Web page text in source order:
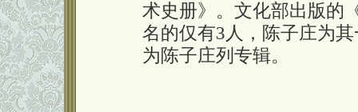
术史册》。文化部出版的
名的仅有3人，陈子庄为
为陈子庄列专辑。